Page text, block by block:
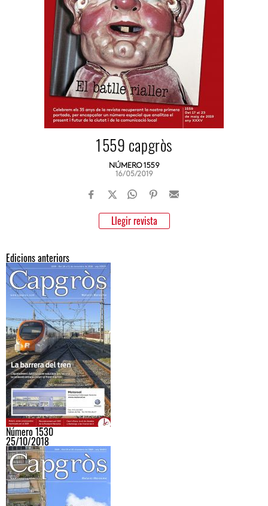
1559 capgròs
NÚMERO 1559
16/05/2019
Llegir revista
Edicions anteriors
Número 1530
25/10/2018